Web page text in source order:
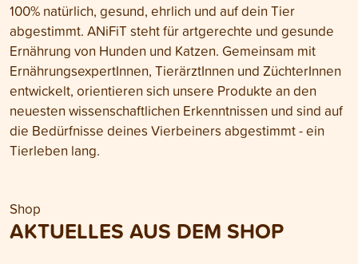
100% natürlich, gesund, ehrlich und auf dein Tier
abgestimmt. ANiFiT steht für artgerechte und gesunde
Ernährung von Hunden und Katzen. Gemeinsam mit
ErnährungsexpertInnen, TierärztInnen und ZüchterInnen
entwickelt, orientieren sich unsere Produkte an den
neuesten wissenschaftlichen Erkenntnissen und sind auf
die Bedürfnisse deines Vierbeiners abgestimmt - ein
Tierleben lang.
Shop
AKTUELLES AUS DEM SHOP